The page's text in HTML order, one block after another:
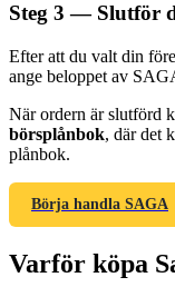
Bitrue Affiliates
Upp till 65%
Steg 3 — Slutför
Efter att du valt din
ange beloppet av
När ordern är slutförd
börsplånbok, där det
plånbok.
Börja handla SAGA
Varför köpa